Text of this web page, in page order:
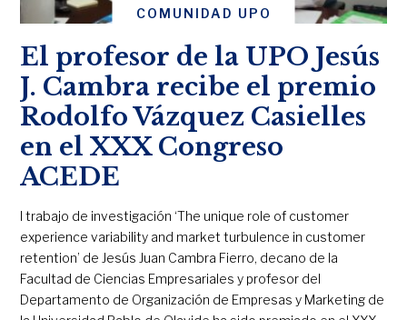
COMUNIDAD UPO
El profesor de la UPO Jesús
J. Cambra recibe el premio
Rodolfo Vázquez Casielles
en el XXX Congreso
ACEDE
l trabajo de investigación ‘The unique role of customer
experience variability and market turbulence in customer
retention’ de Jesús Juan Cambra Fierro, decano de la
Facultad de Ciencias Empresariales y profesor del
Departamento de Organización de Empresas y Marketing de